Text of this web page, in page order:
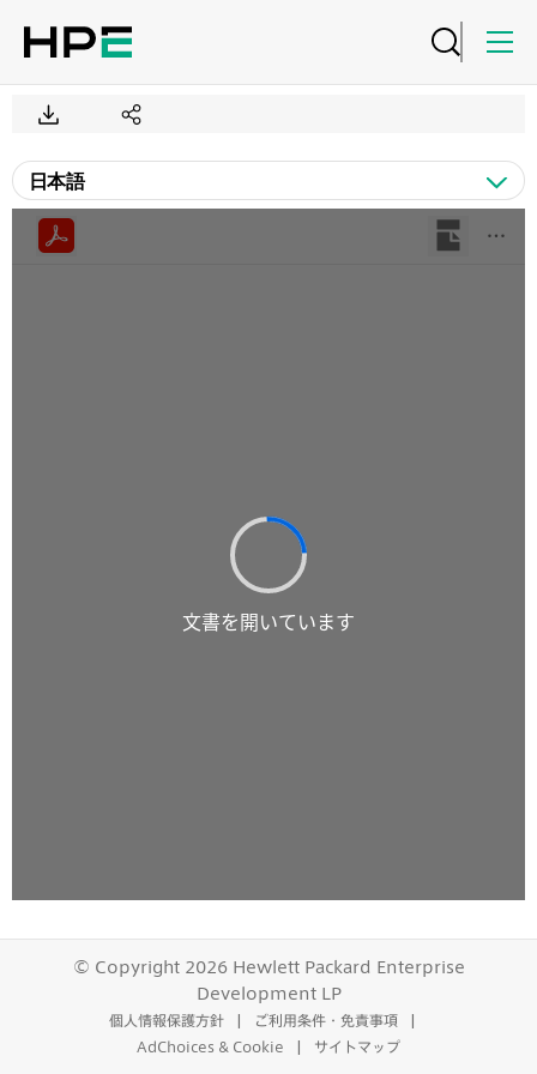
© Copyright 2026 Hewlett Packard Enterprise
Development LP
個人情報保護方針
ご利用条件・免責事項
AdChoices & Cookie
サイトマップ